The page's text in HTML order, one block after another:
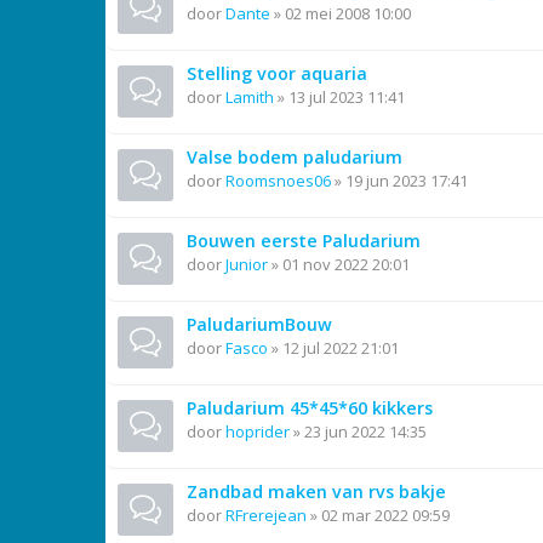
doorDante » 02 mei 2008 10:00
Stelling voor aquaria
doorLamith » 13 jul 2023 11:41
Valse bodem paludarium
doorRoomsnoes06» 19 jun 2023 17:41
Bouwen eerste Paludarium
doorJunior» 01 nov 2022 20:01
PaludariumBouw
doorFasco » 12 jul 2022 21:01
Paludarium 45*45*60 kikkers
doorhoprider»23 jun 2022 14:35
Zandbad maken van rvs bakje
doorRFrerejean » 02 mar 2022 09:59